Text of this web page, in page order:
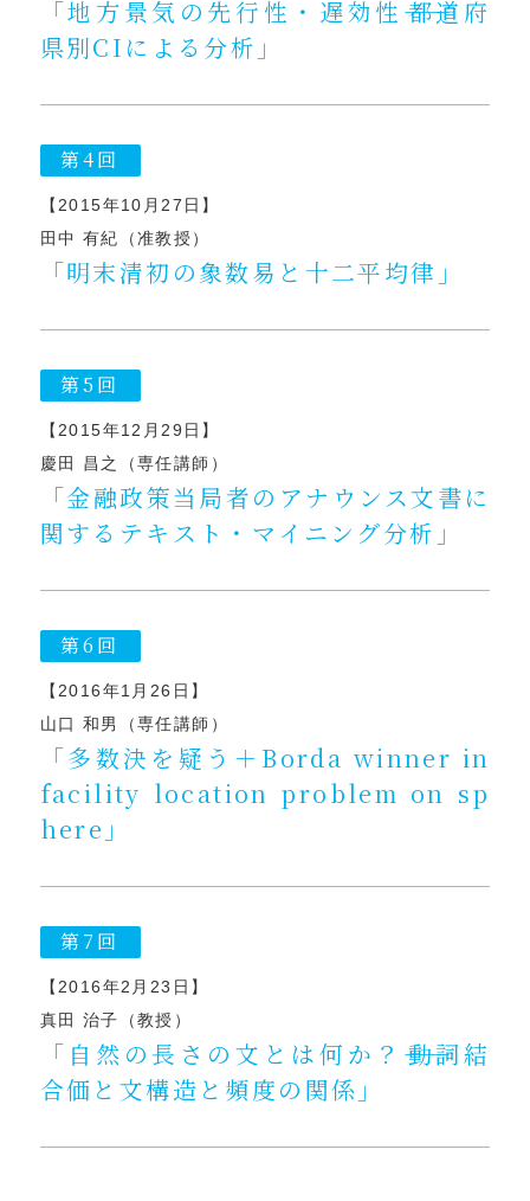
「地方景気の先行性・遅効性――都道府
県別CIによる分析」
第4回
【2015年10月27日】
田中 有紀（准教授）
「明末清初の象数易と十二平均律」
第5回
【2015年12月29日】
慶田 昌之（専任講師）
「金融政策当局者のアナウンス文書に
関するテキスト・マイニング分析」
第6回
【2016年1月26日】
山口 和男（専任講師）
「多数決を疑う＋Borda winner in
facility location problem on sp
here」
第7回
【2016年2月23日】
真田 治子（教授）
「自然の長さの文とは何か？――動詞結
合価と文構造と頻度の関係」